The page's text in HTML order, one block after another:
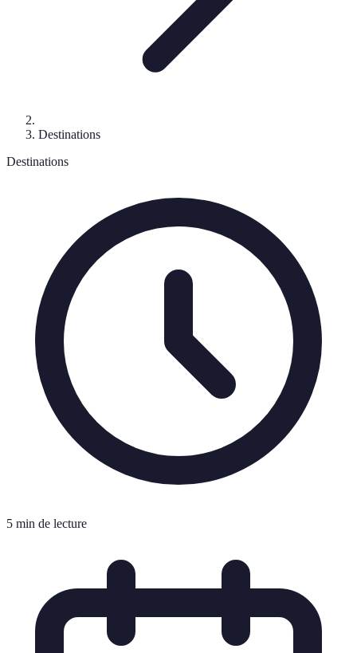
Destinations
Destinations
5 min de lecture